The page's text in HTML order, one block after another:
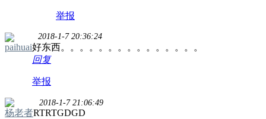
举报
paihuai
2018-1-7 20:36:24
好东西。。。。。。。。。。。。。。。
回复
举报
杨老者
2018-1-7 21:06:49
RTRTGDGD